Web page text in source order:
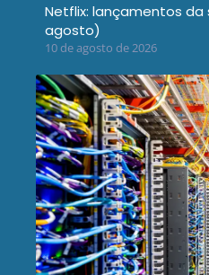
Netflix: lançamentos da
agosto)
10 de agosto de 2026